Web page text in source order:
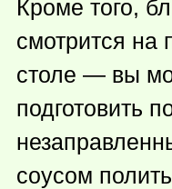
Кроме того,
смотрится на
столе — вы
подготовить
соусом